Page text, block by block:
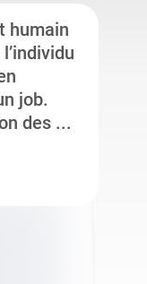
humain
job.
des ...